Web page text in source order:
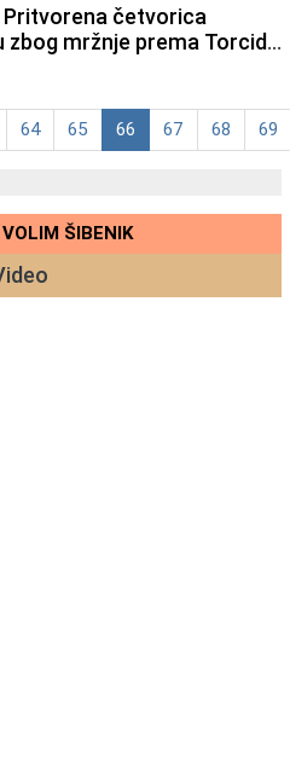
Pritvorena četvorica
64 65 66 67 68 69
ŠIBENIK